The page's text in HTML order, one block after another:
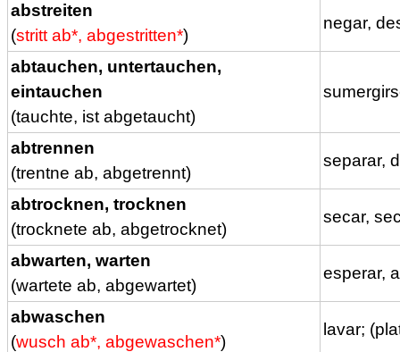
abstreiten
(stritt ab*, abgestritten*)
negar,
abtauchen, untertauchen,
eintauchen
(tauchte, ist abgetaucht)
abtrennen
(trentne ab, abgetrennt)
separar,
abtrocknen, trocknen
(trocknete ab, abgetrocknet)
secar,
abwarten, warten
(wartete ab, abgewartet)
esperar,
abwaschen
(wusch ab*, abgewaschen*)
lavar;